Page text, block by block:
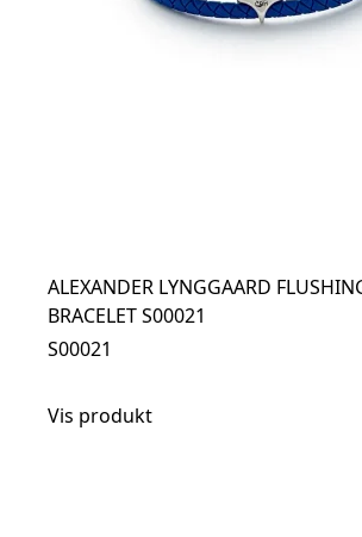
ALEXANDER LYNGGAARD
BRACELET S00021
S00021
Vis produkt